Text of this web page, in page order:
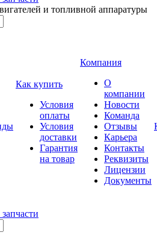
и топливной аппаратуры
Как купить
Условия
оплаты
Условия
доставки
Гарантия
на товар
Компания
О
компании
Новости
Команда
Отзывы
Карьера
Контакты
Реквизиты
Лицензии
Документы